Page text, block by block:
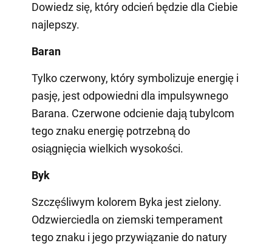
Dowiedz się, który odcień będzie dla Ciebie
najlepszy.
Baran
Tylko czerwony, który symbolizuje energię i
pasję, jest odpowiedni dla impulsywnego
Barana. Czerwone odcienie dają tubylcom
tego znaku energię potrzebną do
osiągnięcia wielkich wysokości.
Byk
Szczęśliwym kolorem Byka jest zielony.
Odzwierciedla on ziemski temperament
tego znaku i jego przywiązanie do natury